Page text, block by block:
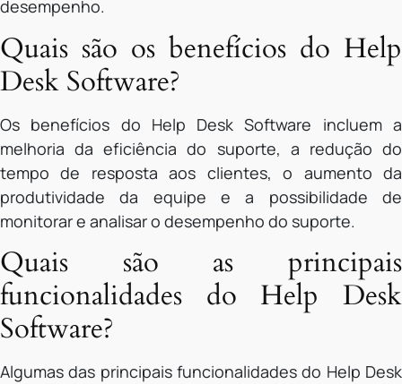
desempenho.
Quais são os benefícios do Help
Desk Software?
Os benefícios do Help Desk Software incluem a
melhoria da eficiência do suporte, a redução do
tempo de resposta aos clientes, o aumento da
produtividade da equipe e a possibilidade de
monitorar e analisar o desempenho do suporte.
Quais são as principais
funcionalidades do Help Desk
Software?
Algumas das principais funcionalidades do Help Desk